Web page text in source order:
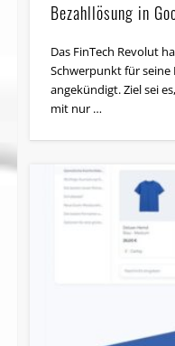
Bezahllösung in
Das FinTech Revolut
Schwerpunkt für seine
angekündigt. Ziel sei
mit nur …